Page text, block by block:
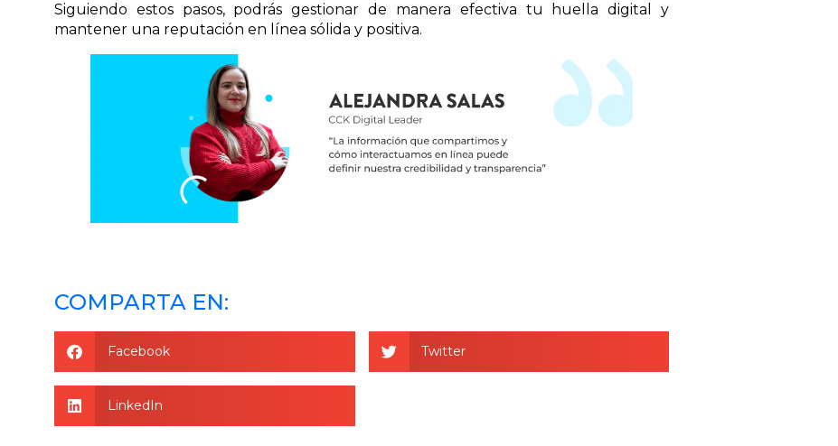
Siguiendo estos pasos, podrás gestionar de manera efectiva tu huella digital y
mantener una reputación en línea sólida y positiva.
COMPARTA EN:
Facebook Twitter
LinkedIn